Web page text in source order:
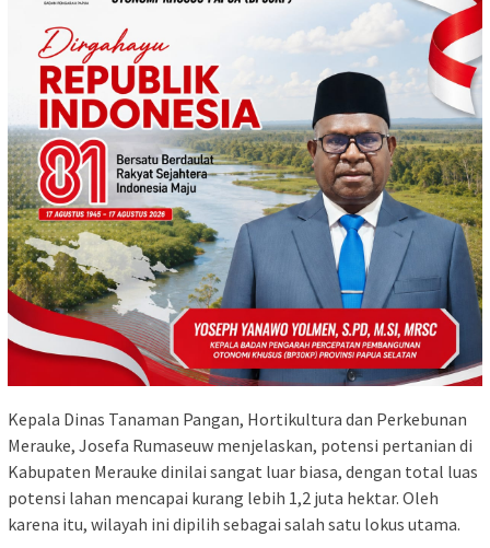
​Kepala Dinas Tanaman Pangan, Hortikultura dan Perkebunan
Merauke, Josefa Rumaseuw menjelaskan, potensi pertanian di
Kabupaten Merauke dinilai sangat luar biasa, dengan total luas
potensi lahan mencapai kurang lebih 1,2 juta hektar. Oleh
karena itu, wilayah ini dipilih sebagai salah satu lokus utama.